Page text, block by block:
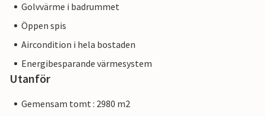
Golvvärme i badrummet
Öppen spis
Aircondition i hela bostaden
Energibesparande värmesystem
Utanför
Gemensam tomt : 2980 m2